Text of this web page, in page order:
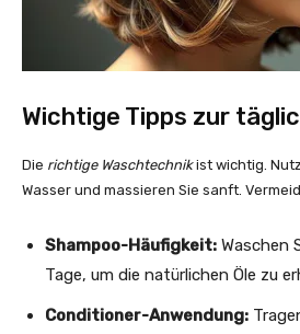
Wichtige Tipps zur
Die richtige Waschtechnikist wichtig.
Wasser und massieren Sie sanft.
Shampoo-Häufigkeit: Waschen
Tage, um die natürlichen Öle zu
Conditioner-Anwendung: